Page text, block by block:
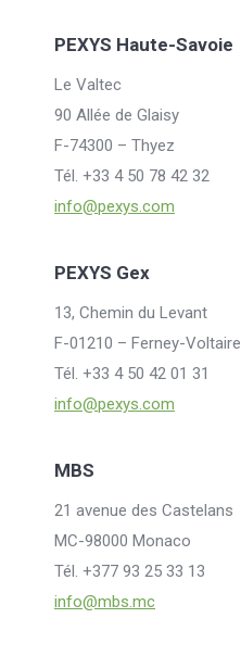
PEXYS Haute-Savoie
Le Valtec
90 Allée de Glaisy
F-74300 – Thyez
Tél. +33 4 50 78 42 32
info@pexys.com
PEXYS Gex
13, Chemin du Levant
F-01210 – Ferney-Voltaire
Tél. +33 4 50 42 01 31
info@pexys.com
MBS
21 avenue des Castelans
MC-98000 Monaco
Tél. +377 93 25 33 13
info@mbs.mc